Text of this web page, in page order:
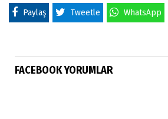
Paylaş Tweetle WhatsApp
FACEBOOK YORUMLAR